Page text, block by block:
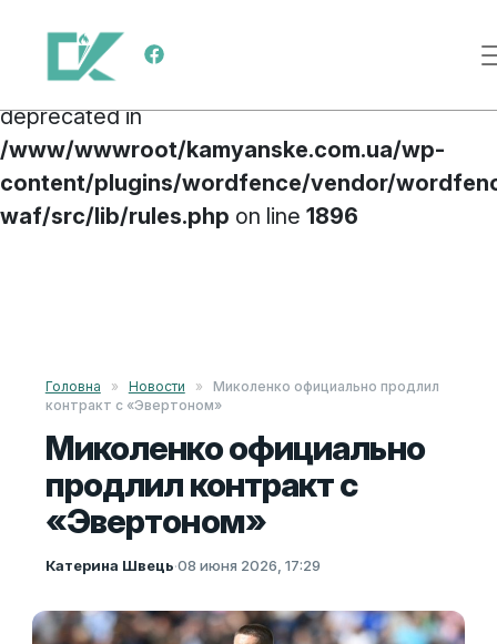
Deprecated
: preg_replace(): Passing null to
parameter #3 ($subject) of type array|string is
deprecated in
/www/wwwroot/kamyanske.com.ua/wp-
content/plugins/wordfence/vendor/
waf/src/lib/rules.php on line 1896
Меню навигации
Головна » Новости »
Миколенко официально продлил
контракт с «Эвертоном»
Миколенко официально
продлил контракт с
«Эвертоном»
Катерина Швець·08 июня 2026, 17:29